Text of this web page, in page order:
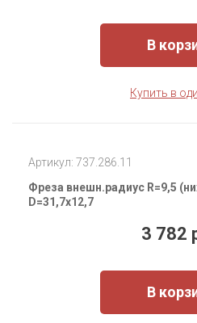
В
Купить в
Артикул: 737.286.11
Фреза внешн.радиус R=9,5
D=31,7x12,7
3 782
В